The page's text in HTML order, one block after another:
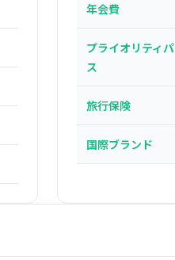
年会費
プライオリティパ
ス
旅行保険
国際ブランド